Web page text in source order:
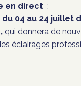
en direct :
du 04 au 24 juillet
qui donnera de
éclairages